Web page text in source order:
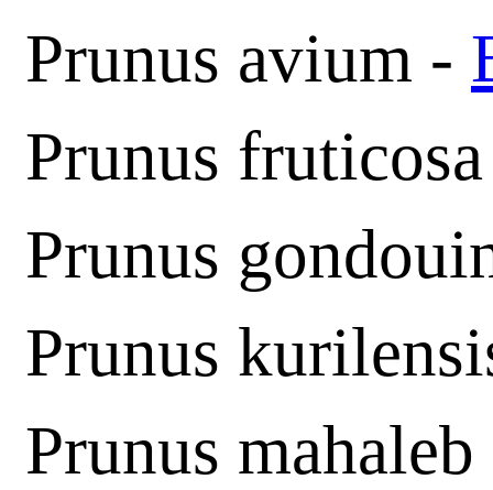
Prunus avium -
Prunus
Prunus
Prunus
Prunus